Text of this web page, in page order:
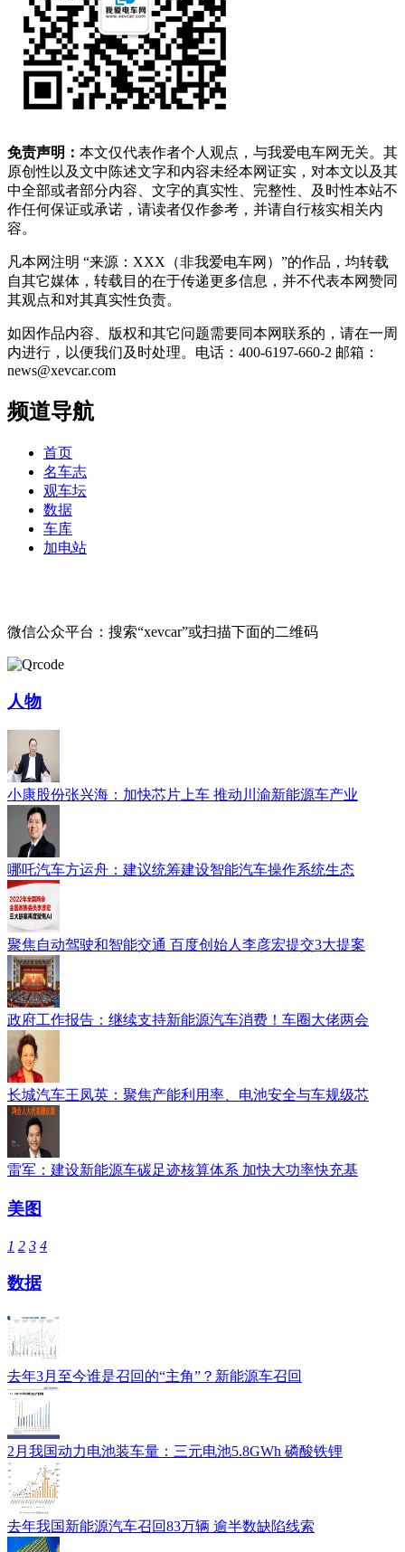
免责声明： 本文仅代表作者个人观点，与我爱电车网无关。其
原创性以及文中陈述文字和内容未经本网证实，对本文以及其
中全部或者部分内容、文字的真实性、完整性、及时性本站不
作任何保证或承诺，请读者仅作参考，并请自行核实相关内
容。
凡本网注明 “来源：XXX（非我爱电车网）”的作品，均转载
自其它媒体，转载目的在于传递更多信息，并不代表本网赞同
其观点和对其真实性负责。
如因作品内容、版权和其它问题需要同本网联系的，请在一周
内进行，以便我们及时处理。电话：400-6197-660-2 邮箱：
news@xevcar.com
频道导航
首页
名车志
观车坛
数据
车库
加电站
微信公众平台：搜索“xevcar”或扫描下面的二维码
人物
小康股份张兴海：加快芯片上车 推动川渝新能源车产业
哪吒汽车方运舟：建议统筹建设智能汽车操作系统生态
聚焦自动驾驶和智能交通 百度创始人李彦宏提交3大提案
政府工作报告：继续支持新能源汽车消费！车圈大佬两会
长城汽车王凤英：聚焦产能利用率、电池安全与车规级芯
雷军：建设新能源车碳足迹核算体系 加快大功率快充基
美图
1 2 3 4
数据
去年3月至今谁是召回的“主角”？新能源车召回
2月我国动力电池装车量：三元电池5.8GWh 磷酸铁锂
去年我国新能源汽车召回83万辆 逾半数缺陷线索